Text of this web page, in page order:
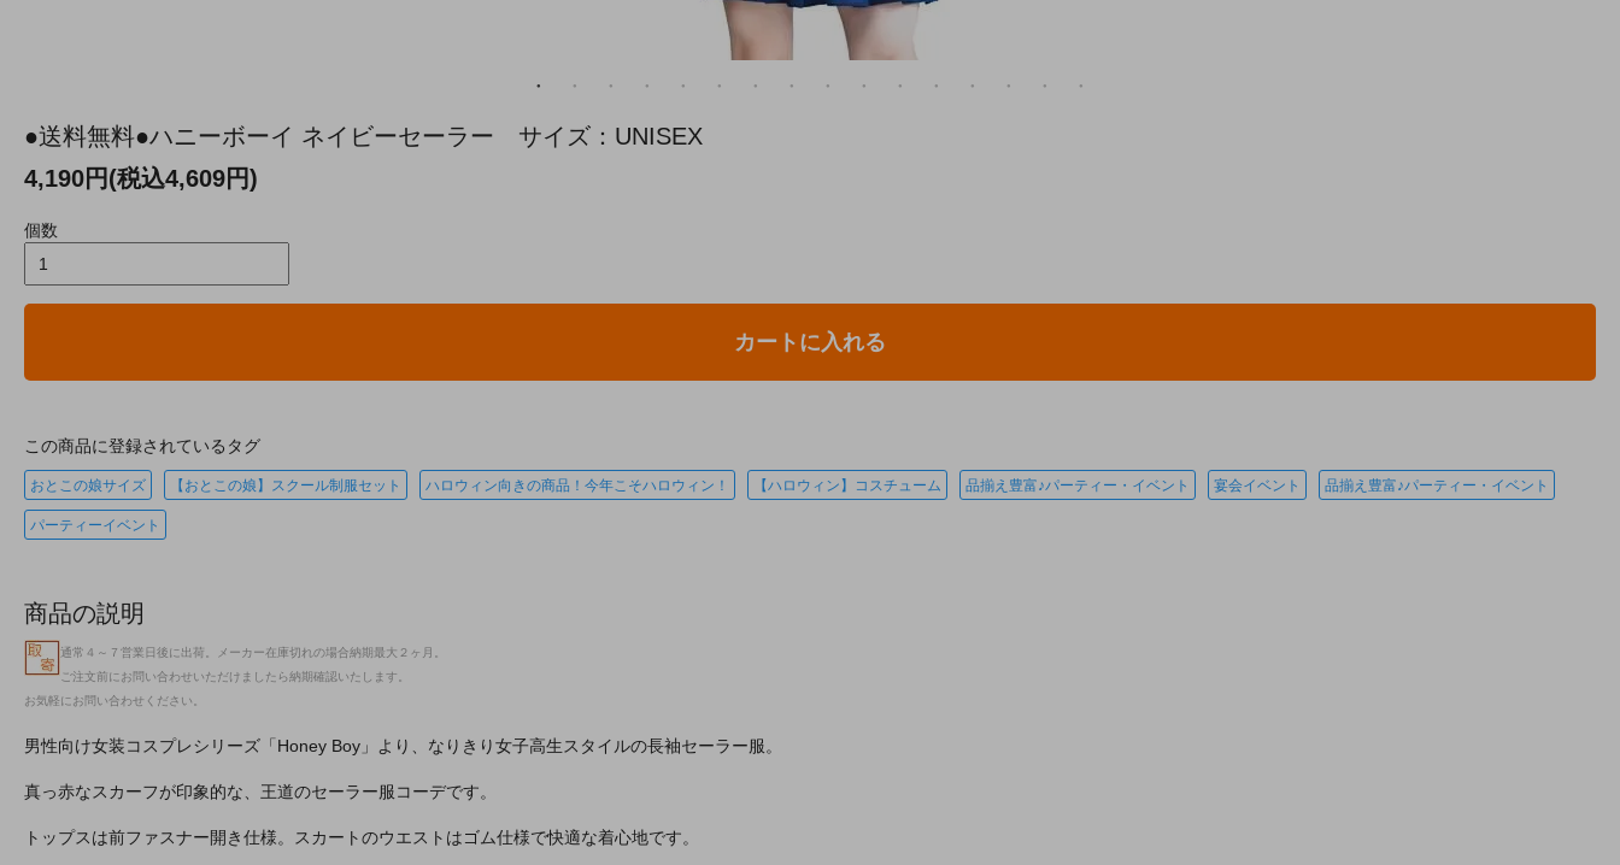
●送料無料●ハニーボーイ ネイビーセーラー サイズ：UNISEX
4,190円(税込4,609円)
個数
カートに入れる
この商品に登録されているタグ
おとこの娘サイズ 【おとこの娘】スクール制服セット ハロウィン向きの商品！今年こそハロウィン！ 【ハロウィン】コスチューム 品揃え豊富♪パーティー・イベント 宴会イベント 品揃え豊富♪パーティー・イベント
パーティーイベント
商品の説明
通常４～７営業日後に出荷。メーカー在庫切れの場合納期最大２ヶ月。
ご注文前にお問い合わせいただけましたら納期確認いたします。
お気軽にお問い合わせください。
男性向け女装コスプレシリーズ「Honey Boy」より、なりきり女子高生スタイルの長袖セーラー服。
真っ赤なスカーフが印象的な、王道のセーラー服コーデです。
トップスは前ファスナー開き仕様。スカートのウエストはゴム仕様で快適な着心地です。